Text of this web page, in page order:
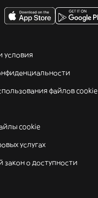
условия
файлов cookie
cookie
услугах
закон о доступности